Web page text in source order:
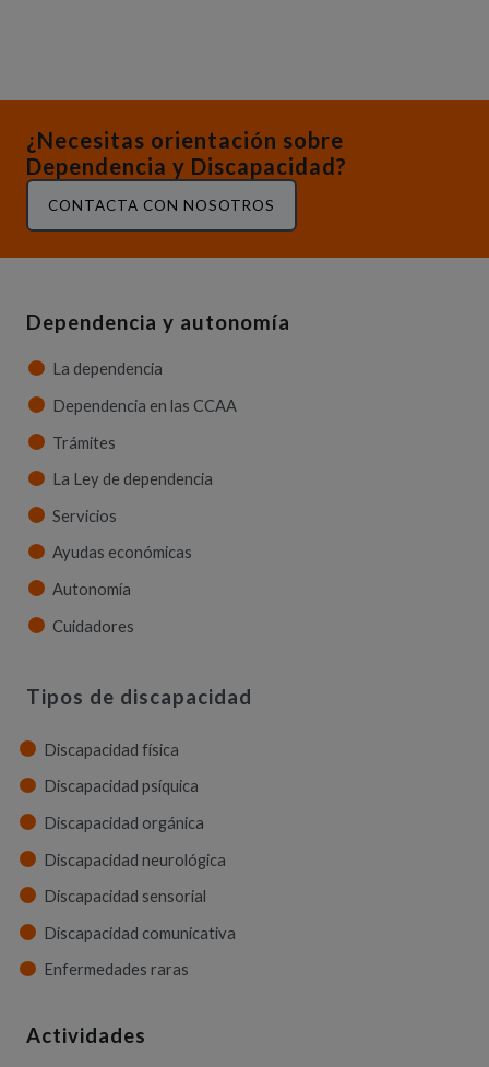
¿Necesitas orientación sobre
Dependencia y Discapacidad?
CONTACTA CON NOSOTROS
Dependencia y autonomía
La dependencia
Dependencia en las CCAA
Trámites
La Ley de dependencia
Servicios
Ayudas económicas
Autonomía
Cuidadores
Tipos de discapacidad
Discapacidad física
Discapacidad psíquica
Discapacidad orgánica
Discapacidad neurológica
Discapacidad sensorial
Discapacidad comunicativa
Enfermedades raras
Actividades